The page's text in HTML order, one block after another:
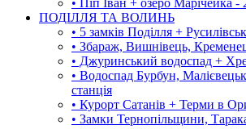
• Піп Іван + озеро Марічейка -
ПОДІЛЛЯ ТА ВОЛИНЬ
• 5 замків Поділля +
• Збараж, Вишнівець,
• Джуринський водоспад +
• Водоспад Бурбун,
станція
• Курорт Сатанів + Терми в
• Замки Тернопільщини,